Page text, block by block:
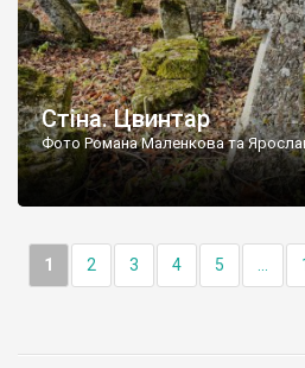
Стіна. Цвинтар
Фото Романа Маленкова та
1 2 3 4 5